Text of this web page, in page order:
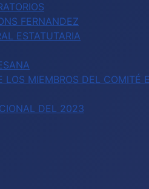
FERNANDEZ
ESTATUTARIA
LOS MIEMBROS DEL COMITÉ
DEL 2023